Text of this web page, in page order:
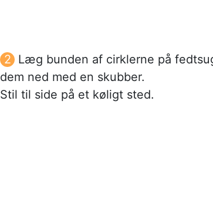
Læg bunden af cirklerne på
dem ned med en skubber.
Stil til side på et køligt sted.